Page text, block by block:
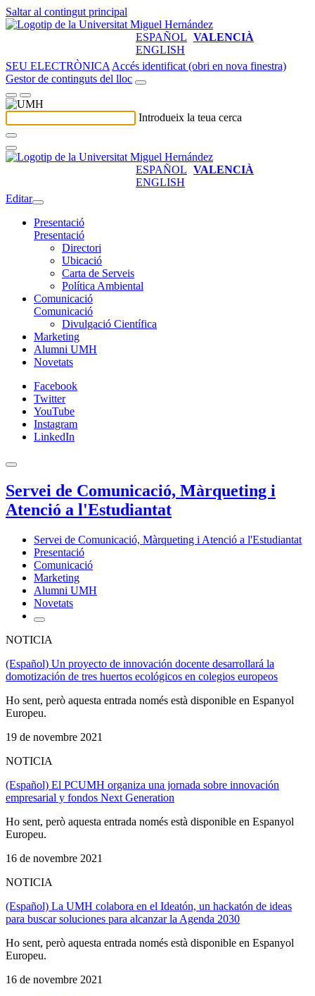
Saltar al contingut principal
ESPAÑOL VALENCIÀ
ENGLISH
SEU ELECTRÒNICA Accés identificat (obri en nova finestra)
Gestor de continguts del lloc
Introdueix la teua cerca
ESPAÑOL VALENCIÀ
ENGLISH
Editar
Presentació
Presentació
Directori
Ubicació
Carta de Serveis
Política Ambiental
Comunicació
Comunicació
Divulgació Científica
Marketing
Alumni UMH
Novetats
Facebook
Twitter
YouTube
Instagram
LinkedIn
Servei de Comunicació, Màrqueting i
Atenció a l'Estudiantat
Servei de Comunicació, Màrqueting i Atenció a l'Estudiantat
Presentació
Comunicació
Marketing
Alumni UMH
Novetats
NOTICIA
(Español) Un proyecto de innovación docente desarrollará la
domotización de tres huertos ecológicos en colegios europeos
Ho sent, però aquesta entrada només està disponible en Espanyol
Europeu.
19 de novembre 2021
NOTICIA
(Español) El PCUMH organiza una jornada sobre innovación
empresarial y fondos Next Generation
Ho sent, però aquesta entrada només està disponible en Espanyol
Europeu.
16 de novembre 2021
NOTICIA
(Español) La UMH colabora en el Ideatón, un hackatón de ideas
para buscar soluciones para alcanzar la Agenda 2030
Ho sent, però aquesta entrada només està disponible en Espanyol
Europeu.
16 de novembre 2021